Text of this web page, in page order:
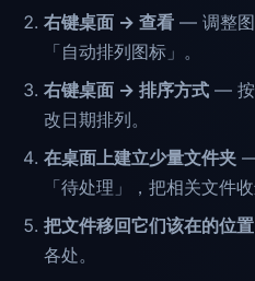
右键桌面 → 查看 — 调整图
「自动排列图标」。
右键桌面 → 排序方式 — 按
改日期排列。
在桌面上建立少量文件夹
「待处理」，把相关文件收
把文件移回它们该在的位置
各处。